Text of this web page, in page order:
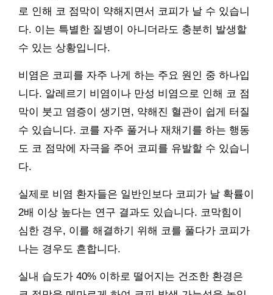
로 인해 코 점막이 약해지면서 코피가 날 수 있습니
다. 이는 특별한 질병이 아니더라도 충분히 발생할
수 있는 상황입니다.
비염은 코피를 자주 나게 하는 주요 원인 중 하나입
니다. 알레르기 비염이나 만성 비염으로 인해 코 점
막이 붓고 염증이 생기면, 약해진 혈관이 쉽게 터질
수 있습니다. 코를 자주 풀거나 재채기를 하는 행동
도 코 점막에 자극을 주어 코피를 유발할 수 있습니
다.
실제로 비염 환자들은 일반인보다 코피가 날 확률이
2배 이상 높다는 연구 결과도 있습니다. 코막힘이
심한 경우, 이를 해결하기 위해 코를 풀다가 코피가
나는 경우도 흔합니다.
실내 습도가 40% 이하로 떨어지는 건조한 환경은